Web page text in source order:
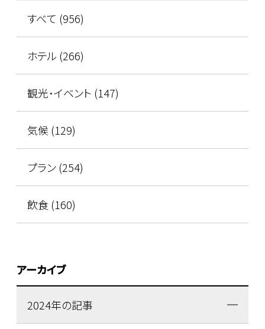
すべて (956)
ホテル (266)
観光･イベント (147)
気候 (129)
プラン (254)
飲食 (160)
アーカイブ
2024年の記事